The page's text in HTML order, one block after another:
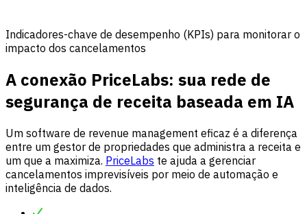
Indicadores-chave de desempenho (KPIs) para monitorar o
impacto dos cancelamentos
A conexão PriceLabs: sua rede de
segurança de receita baseada em IA
Um software de revenue management eficaz é a diferença
entre um gestor de propriedades que administra a receita e
um que a maximiza. PriceLabs te ajuda a gerenciar
cancelamentos imprevisíveis por meio de automação e
inteligência de dados.